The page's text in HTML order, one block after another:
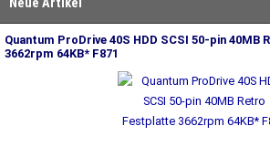
Quantum ProDrive 40S HDD SCSI 50-pin
3662rpm 64KB* F871